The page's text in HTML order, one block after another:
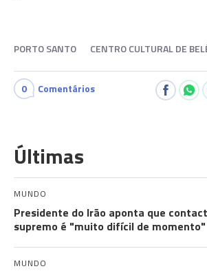
PORTO SANTO CENTRO CULTURAL DE
0 Comentários
Últimas
MUNDO
Presidente do Irão aponta que
supremo é "muito difícil de momento"
MUNDO